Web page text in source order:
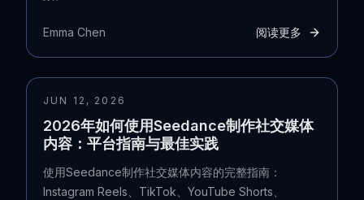
Emma Chen 阅读更多
JUN 12, 2026
2026年如何使用Seedance制作社交媒体
内容：平台指南与最佳实践
使用Seedance制作社交媒体内容的完整指南：
Instagram Reels、TikTok、YouTube Shorts、